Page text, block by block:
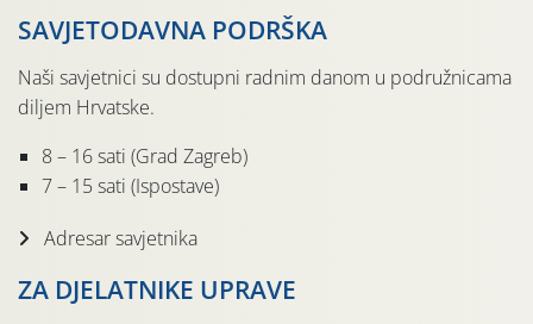
SAVJETODAVNA PODRŠKA
Naši savjetnici su dostupni radnim danom u podružnicama
diljem Hrvatske.
8 – 16 sati (Grad Zagreb)
7 – 15 sati (Ispostave)
Adresar savjetnika
ZA DJELATNIKE UPRAVE